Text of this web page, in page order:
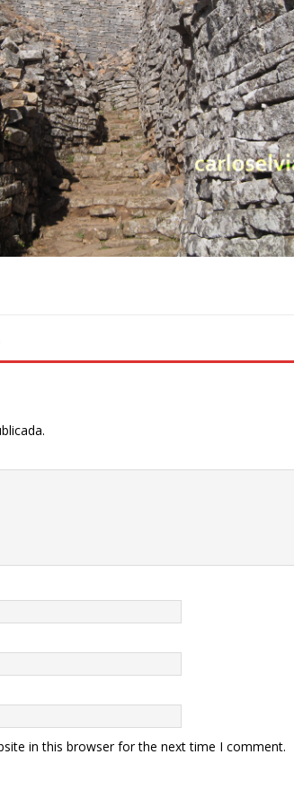
in this browser for the next time I comment.